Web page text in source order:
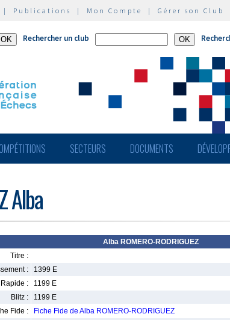
| Publications | Mon Compte | Gérer son Club
Rechercher un club
SECTEURS DOCUMENTS
Alba
Alba ROMERO-RODRIGUEZ
Titre :
:
1399 E
Rapide :
1199 E
Blitz :
1199 E
Fide :
Fiche Fide de Alba ROMERO-RODRIGUEZ